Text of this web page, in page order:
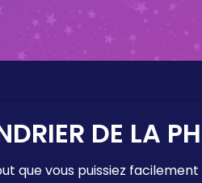
DE LA
que vous puissiez